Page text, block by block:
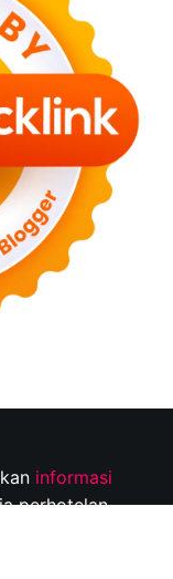
informasi
perhotelan,